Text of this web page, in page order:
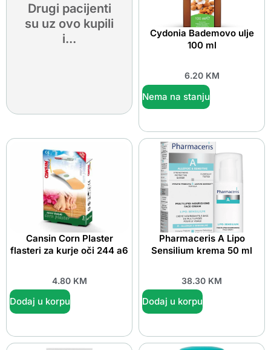
Drugi pacijenti
su uz ovo kupili
i...
Cydonia Bademovo ulje
100 ml
6.20 KM
Nema na stanju
Cansin Corn Plaster
flasteri za kurje oči 244 a6
4.80 KM
Dodaj u korpu
Pharmaceris A Lipo
Sensilium krema 50 ml
38.30 KM
Dodaj u korpu